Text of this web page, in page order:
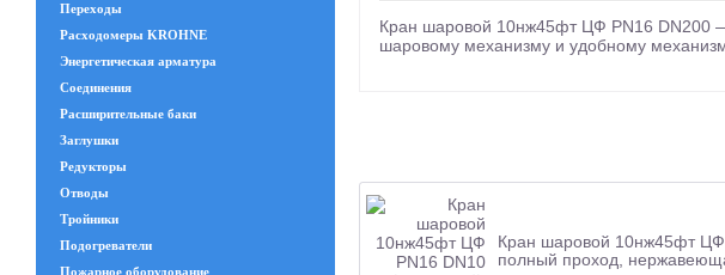
Переходы
Расходомеры KROHNE
Энергетическая арматура
Соединения
Расширительные баки
Заглушки
Редукторы
Отводы
Тройники
Подогреватели
Пожарное оборудование
Кран шаровой 10нж45фт ЦФ PN16 DN200 —
шаровому механизму и удобному
Кран шаровой 10нж45фт
полный проход,